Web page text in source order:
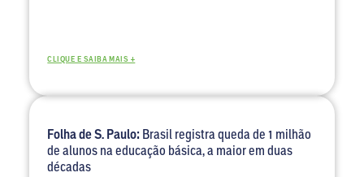
CLIQUE E SAIBA MAIS +
Folha de S. Paulo:Brasil registra queda de 1 milhão
de alunos na educação básica, a maior em duas
décadas